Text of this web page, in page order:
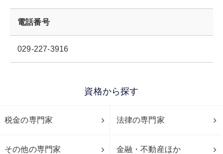
電話番号
029-227-3916
資格から探す
税金の専門家 法律の専門家
その他の専門家 金融・不動産ほか